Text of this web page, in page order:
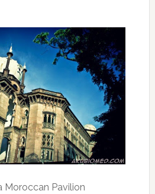
Moroccan Pavilion